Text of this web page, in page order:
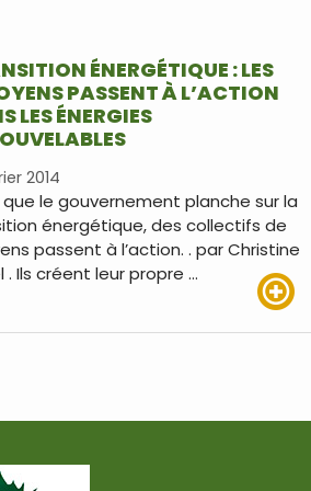
ÉNERGÉTIQUE : LES
PASSENT À L’ACTION
LES ÉNERGIES
2014
que le gouvernement planche sur la
énergétique, des collectifs de
passent à l’action. . par Christine
. Ils créent leur propre …